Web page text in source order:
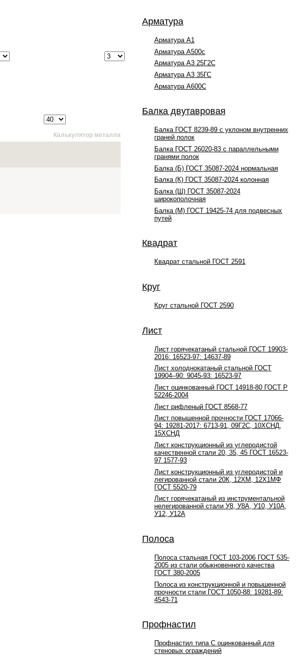
Калькулятор металла
Арматура
Арматура А1
Арматура А500с
Арматура А3 25Г2С
Арматура А3 35ГС
Арматура А600С
Балка двутавровая
Балка ГОСТ 8239-89 с уклоном внутренних
граней полок
Балка ГОСТ 26020-83 с параллельными
гранями полок
Балка (Б) ГОСТ 35087-2024 нормальная
Балка (К) ГОСТ 35087-2024 колонная
Балка (Ш) ГОСТ 35087-2024
широкополочная
Балка (М) ГОСТ 19425-74 для подвесных
путей
Квадрат
Квадрат стальной ГОСТ 2591
Круг
Круг стальной ГОСТ 2590
Лист
Лист горячекатаный стальной ГОСТ 19903-
2016: 16523-97: 14637-89
Лист холоднокатаный стальной ГОСТ
19904–90: 9045-93: 16523-97
Лист оцинкованный ГОСТ 14918-80 ГОСТ Р
52246-2004
Лист рифленый ГОСТ 8568-77
Лист повышенной прочности ГОСТ 17066-
94: 19281-2017: 6713-91, 09Г2С, 10ХСНД,
15ХСНД
Лист конструкционный из углеродистой
качественной стали 20, 35, 45 ГОСТ 16523-
97 1577-93
Лист конструкционный из углеродистой и
легированной стали 20К, 12ХМ, 12Х1МФ
ГОСТ 5520-79
Лист горячекатаный из инструментальной
нелегированной стали У8, У8А, У10, У10А,
У12, У12А
Полоса
Полоса стальная ГОСТ 103-2006 ГОСТ 535-
2005 из стали обыкновенного качества
ГОСТ 380-2005
Полоса из конструкционной и повышенной
прочности стали ГОСТ 1050-88: 19281-89:
4543-71
Профнастил
Профнастил типа С оцинкованный для
стеновых ограждений